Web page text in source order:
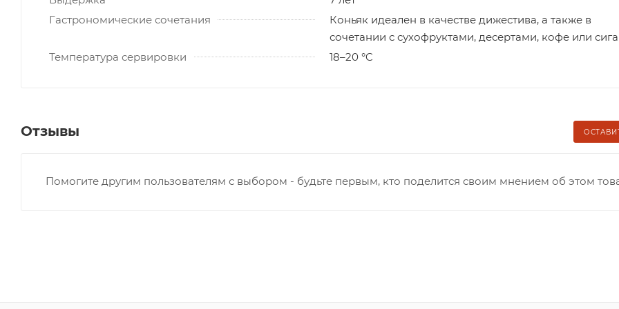
Гастрономические сочетания
Коньяк идеален в качестве дижестива, а также в
сочетании с сухофруктами, десертами, кофе или
Температура сервировки
18–20 °C
Отзывы
Помогите другим пользователям с выбором - будьте первым, кто поделится своим мнением об этом